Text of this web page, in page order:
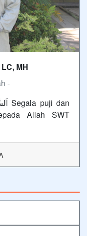
MH
-
Allah SWT